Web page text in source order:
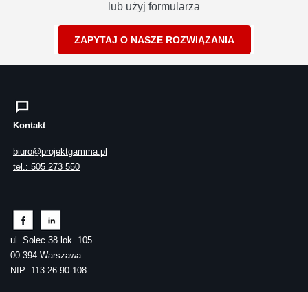
lub użyj formularza
ZAPYTAJ O NASZE ROZWIĄZANIA
Kontakt
biuro@projektgamma.pl
tel.: 505 273 550
ul. Solec 38 lok. 105
00-394 Warszawa
NIP: 113-26-90-108